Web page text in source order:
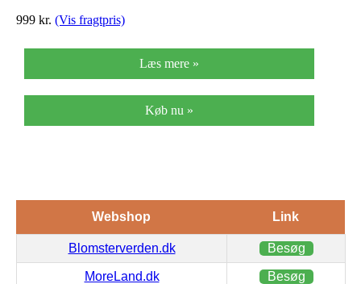
999 kr. (Vis fragtpris)
Læs mere »
Køb nu »
Webshop Link
Blomsterverden.dk Besøg
MoreLand.dk Besøg